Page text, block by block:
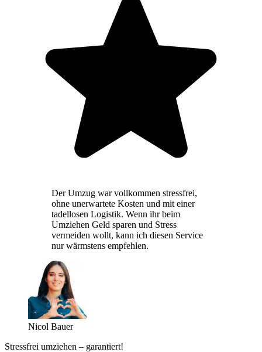
Der Umzug war vollkommen stressfrei,
ohne unerwartete Kosten und mit einer
tadellosen Logistik. Wenn ihr beim
Umziehen Geld sparen und Stress
vermeiden wollt, kann ich diesen Service
nur wärmstens empfehlen.
Nicol Bauer
Stressfrei umziehen – garantiert!